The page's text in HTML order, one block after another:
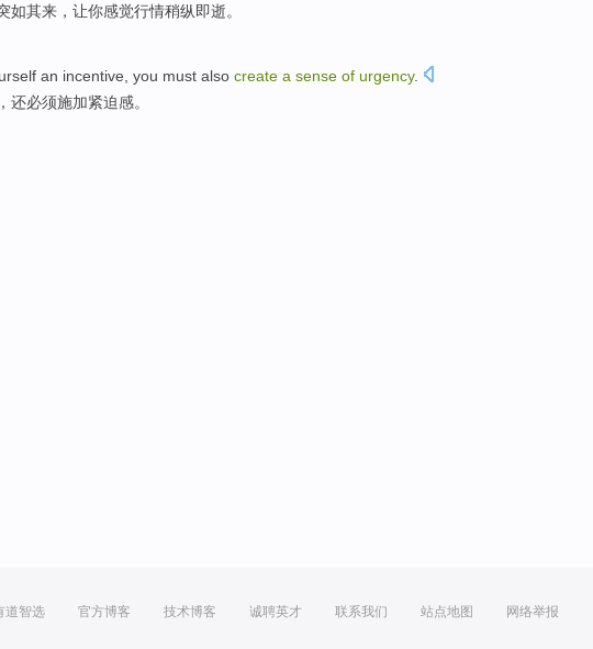
如其来，让你感觉行情稍纵即逝。
an incentive you must also create a sense of urgency.
还必须施加紧迫感。
道智选 官方博客 技术博客 诚聘英才 联系我们 站点地图 网络举报